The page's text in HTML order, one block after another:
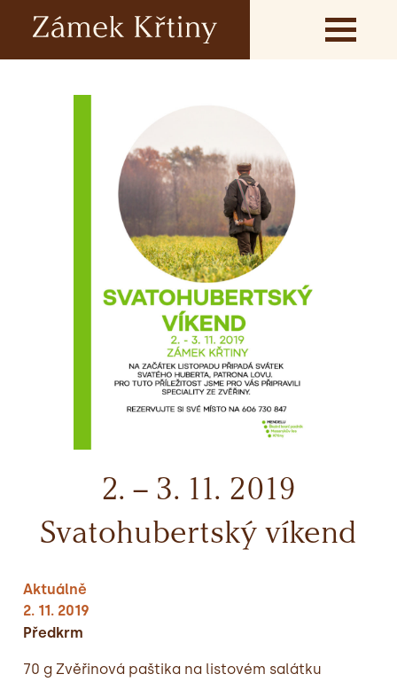
2. – 3. 11. 2019
Svatohubertský víkend
Aktuálně
2. 11. 2019
Předkrm
70 g Zvěřinová paštika na listovém salátku